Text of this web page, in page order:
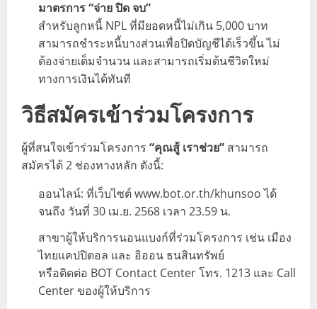
มาตรการ “จ่าย ปิด จบ”
สำหรับลูกหนี้ NPL ที่มียอดหนี้ไม่เกิน 5,000 บาท
สามารถชำระหนี้บางส่วนเพื่อปิดบัญชีได้เร็วขึ้น ไม่
ต้องจ่ายเต็มจำนวน และสามารถเริ่มต้นชีวิตใหม่
ทางการเงินได้ทันที
วิธีสมัครเข้าร่วมโครงการ
ผู้ที่สนใจเข้าร่วมโครงการ “คุณสู้ เราช่วย” สามารถ
สมัครได้ 2 ช่องทางหลัก ดังนี้:
ออนไลน์: ที่เว็บไซต์ www.bot.or.th/khunsoo ได้
จนถึง วันที่ 30 เม.ย. 2568 เวลา 23.59 น.
สาขาผู้ให้บริการนอนแบงก์ที่ร่วมโครงการ เช่น เมือง
ไทยแคปปิตอล และ อิออน ธนสินทรัพย์
หรือติดต่อ BOT Contact Center โทร. 1213 และ Call
Center ของผู้ให้บริการ